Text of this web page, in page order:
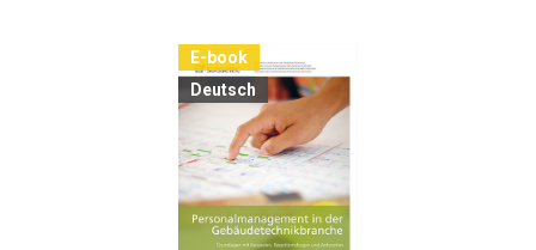
E-book
Deutsch